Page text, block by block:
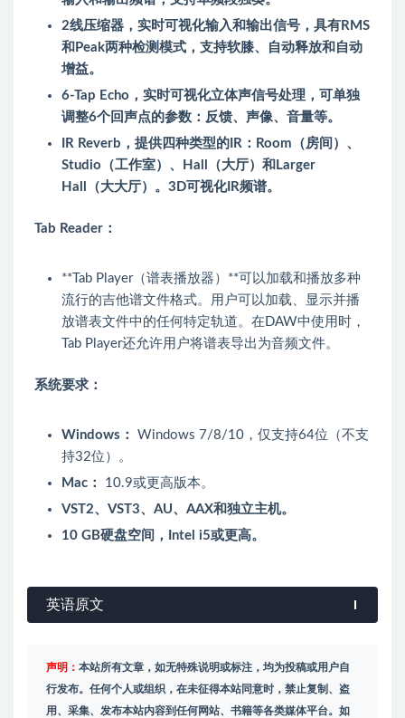
2线压缩器，实时可视化输入和输出信号，具有RMS
和Peak两种检测模式，支持软膝、自动释放和自动
增益。
6-Tap Echo，实时可视化立体声信号处理，可单独
调整6个回声点的参数：反馈、声像、音量等。
IR Reverb，提供四种类型的IR：Room（房间）、
Studio（工作室）、Hall（大厅）和Larger
Hall（大大厅）。3D可视化IR频谱。
Tab Reader：
**Tab Player（谱表播放器）**可以加载和播放多种
流行的吉他谱文件格式。用户可以加载、显示并播
放谱表文件中的任何特定轨道。在DAW中使用时，
Tab Player还允许用户将谱表导出为音频文件。
系统要求：
Windows：
Windows 7/8/10，仅支持64位（不支
持32位）。
Mac：
10.9或更高版本。
VST2、VST3、AU、AAX和独立主机。
10 GB硬盘空间，Intel i5或更高。
英语原文
声明： 本站所有文章，如无特殊说明或标注，均为投稿或用户自
行发布。任何个人或组织，在未征得本站同意时，禁止复制、盗
用、采集、发布本站内容到任何网站、书籍等各类媒体平台。如